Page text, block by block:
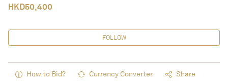
HKD50,400
FOLLOW
How to Bid? Currency Converter Share